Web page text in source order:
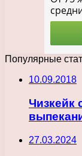
Популярные
10.09.2018
Чизкейк
27.03.2024